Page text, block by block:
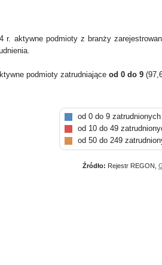
r. aktywne podmioty z branży
podmioty zatrudniające od 0 do 9
od 0 do 9 zatrudnionych
od 10 do 49
od 50 do 249
Źródło: Rejestr REGON,